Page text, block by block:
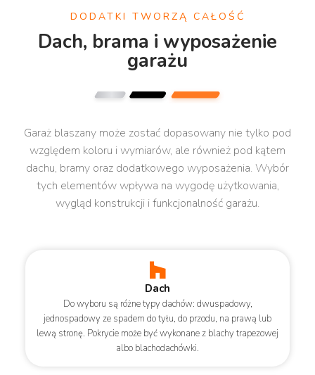
DODATKI TWORZĄ CAŁOŚĆ
Dach, brama i wyposażenie
garażu
Garaż blaszany może zostać dopasowany nie tylko pod
względem koloru i wymiarów, ale również pod kątem
dachu, bramy oraz dodatkowego wyposażenia. Wybór
tych elementów wpływa na wygodę użytkowania,
wygląd konstrukcji i funkcjonalność garażu.
Dach
Do wyboru są różne typy dachów: dwuspadowy,
jednospadowy ze spadem do tyłu, do przodu, na prawą lub
lewą stronę. Pokrycie może być wykonane z blachy trapezowej
albo blachodachówki.